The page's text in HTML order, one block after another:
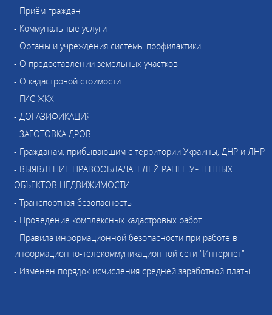
- Приём граждан
- Коммунальные услуги
- Органы и учреждения системы профилактики
- О предоставлении земельных участков
- О кадастровой стоимости
- ГИС ЖКХ
- ДОГАЗИФИКАЦИЯ
- ЗАГОТОВКА ДРОВ
- Гражданам, прибывающим с территории Украины, ДНР и ЛНР
- ВЫЯВЛЕНИЕ ПРАВООБЛАДАТЕЛЕЙ РАНЕЕ УЧТЕННЫХ
ОБЪЕКТОВ НЕДВИЖИМОСТИ
- Транспортная безопасность
- Проведение комплексных кадастровых работ
- Правила информационной безопасности при работе в
информационно-телекоммуникационной сети "Интернет"
- Изменен порядок исчисления средней заработной платы